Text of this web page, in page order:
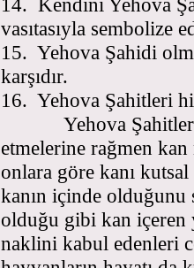
vasıtasıyla sembolize
15. Yehova Şahidi
karşıdır.
16. Yehova Şahitleri
Yehova Şahitleri
etmelerine rağmen kan
onlara göre kanı kutsal
kanın içinde
olduğu gibi kan içeren
naklini kabul edenleri